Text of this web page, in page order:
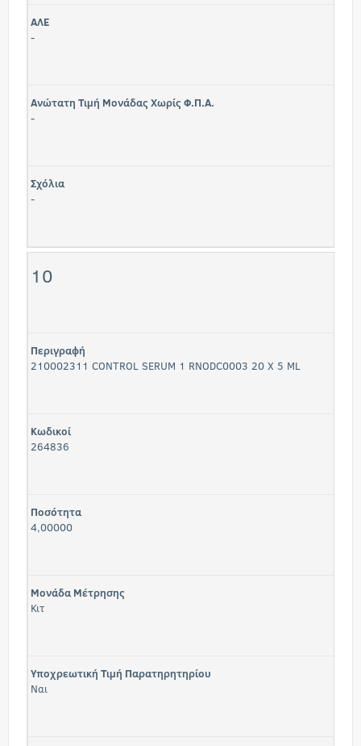
ΑΛΕ
-
Ανώτατη Τιμή Μονάδας Χωρίς Φ.Π.Α.
-
Σχόλια
-
10
Περιγραφή
210002311 CONTROL SERUM 1 RNODC0003 20 X 5 ML
Κωδικοί
264836
Ποσότητα
4,00000
Μονάδα Μέτρησης
Κιτ
Υποχρεωτική Τιμή Παρατηρητηρίου
Ναι